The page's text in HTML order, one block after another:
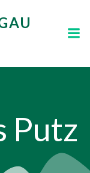
Putz